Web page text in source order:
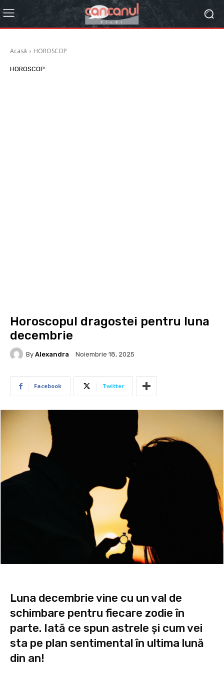
Acasă HOROSCOP
HOROSCOP
Horoscopul dragostei pentru luna
decembrie
By Alexandra Noiembrie 18, 2025
Facebook Twitter
Luna decembrie vine cu un val de
schimbare pentru fiecare zodie în
parte. Iată ce spun astrele și cum vei
sta pe plan sentimental în ultima lună
din an!